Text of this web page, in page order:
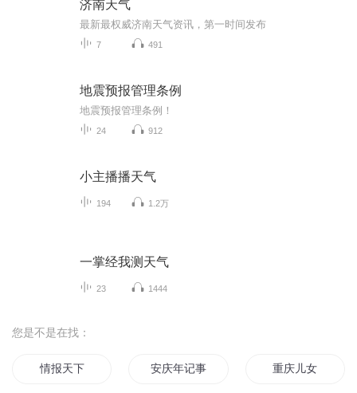
济南天气
最新最权威济南天气资讯，第一时间发布
7 491
地震预报管理条例
地震预报管理条例！
24 912
小主播播天气
194 1.2万
一掌经我测天气
23 1444
您是不是在找：
情报天下 安庆年记事 重庆儿女